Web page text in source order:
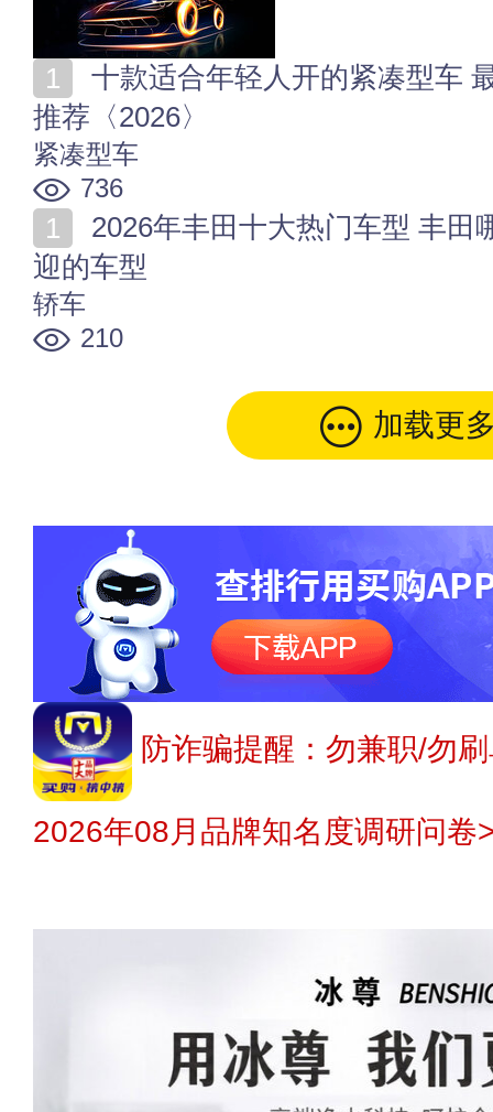
推荐〈2026〉
紧凑型车
736
迎的车型
轿车
210
加载更
防诈骗提醒：勿兼职/勿
2026年08月品牌知名度调研问卷